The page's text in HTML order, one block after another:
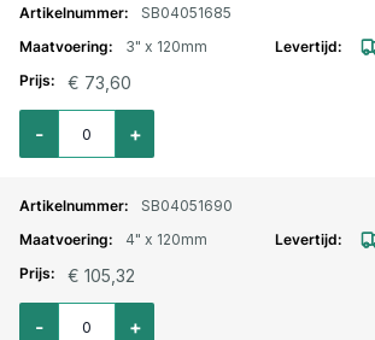
SB04051685
3" x 120mm
€ 73,60
Aantal voor Pijpnippel RVS nr. 23 buitendraad 3"
+
-
SB04051690
4" x 120mm
€ 105,32
Aantal voor Pijpnippel RVS nr. 23 buitendraad 4"
+
-